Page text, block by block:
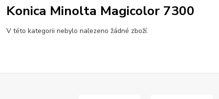
Konica Minolta Magicolor 7300
V této kategorii nebylo nalezeno žádné zboží.